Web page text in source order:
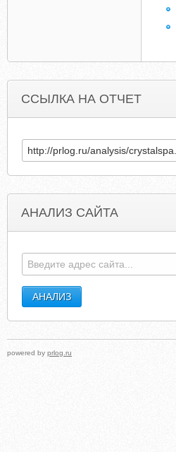
ССЫЛКА НА ОТЧЕТ
АНАЛИЗ САЙТА
powered by prlog.ru